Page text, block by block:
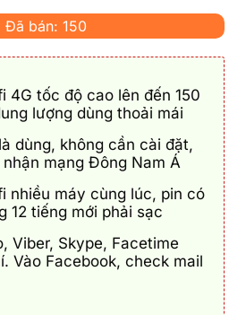
Đã bán: 150
4G tốc độ cao lên đến 150
lượng dùng thoải mái
dùng, không cần cài đặt,
mạng Đông Nam Á
nhiều máy cùng lúc, pin có
12 tiếng mới phải sạc
Viber, Skype, Facetime
Vào Facebook, check mail